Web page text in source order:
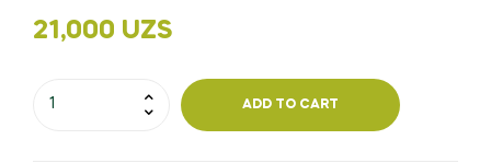
21,000 UZS
ADD TO CART